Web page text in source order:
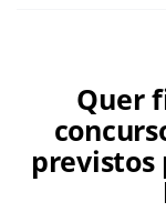
Quer
previstos